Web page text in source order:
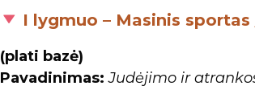
I lygmuo – Masinis
(plati bazė)
Pavadinimas: Judėjimo ir